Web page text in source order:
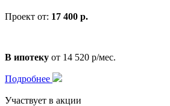
Проект от: 17 400 р.
В ипотеку от 14 520 р/мес.
Подробнее
Участвует в акции